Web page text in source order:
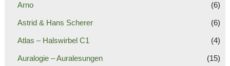
Arno (6)
Astrid & Hans Scherer (6)
Atlas – Halswirbel C1 (4)
Auralogie – Auralesungen (15)